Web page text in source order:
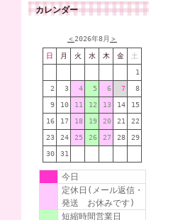
カレンダー
＜2026年8月 ＞
日 月 火 水 木 金 土
1
2 3 4 5 6 7 8
9 10 11 12 13 14 15
16 17 18 19 20 21 22
23 24 25 26 27 28 29
30 31
今日
定休日(メール返信・
発送 お休みです)
短縮時間営業日